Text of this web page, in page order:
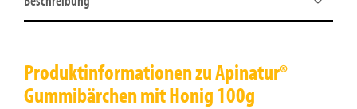
Produktinformationen zu Apinatur®
Gummibärchen mit Honig 100g